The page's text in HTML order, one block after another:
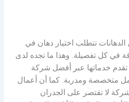
الدهانات تتطلب اختيار دهان في
في كل تفصيلة. وهذا ما تجده لدى
تقدم خدماتها عبر أفضل شركة
متخصصة ومدربة. كما أن أعمال
لا تقتصر على الجدران